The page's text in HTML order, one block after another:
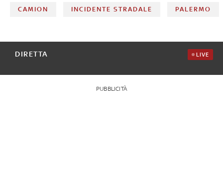
CAMION INCIDENTE STRADALE PALERMO
DIRETTA LIVE
PUBBLICITÀ